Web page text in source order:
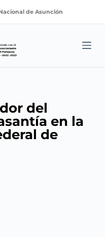
de Asunción
del
en la
de